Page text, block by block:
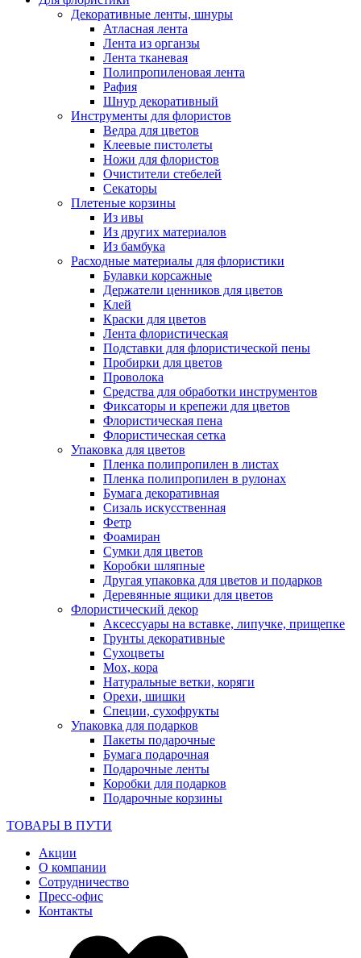
Декоративные ленты, шнуры
Атласная лента
Лента из органзы
Лента тканевая
Полипропиленовая лента
Рафия
Шнур декоративный
Инструменты для флористов
Ведра для цветов
Клеевые пистолеты
Ножи для флористов
Очистители стебелей
Секаторы
Плетеные корзины
Из ивы
Из других материалов
Из бамбука
Расходные материалы для флористики
Булавки корсажные
Держатели ценников для цветов
Клей
Краски для цветов
Лента флористическая
Подставки для флористической пены
Пробирки для цветов
Проволока
Средства для обработки инструментов
Фиксаторы и крепежи для цветов
Флористическая пена
Флористическая сетка
Упаковка для цветов
Пленка полипропилен в листах
Пленка полипропилен в рулонах
Бумага декоративная
Сизаль искусственная
Фетр
Фоамиран
Сумки для цветов
Коробки шляпные
Другая упаковка для цветов и подарков
Деревянные ящики для цветов
Флористический декор
Аксессуары на вставке, липучке, прищепке
Грунты декоративные
Сухоцветы
Мох, кора
Натуральные ветки, коряги
Орехи, шишки
Специи, сухофрукты
Упаковка для подарков
Пакеты подарочные
Бумага подарочная
Подарочные ленты
Коробки для подарков
Подарочные корзины
ТОВАРЫ В ПУТИ
Акции
О компании
Сотрудничество
Пресс-офис
Контакты